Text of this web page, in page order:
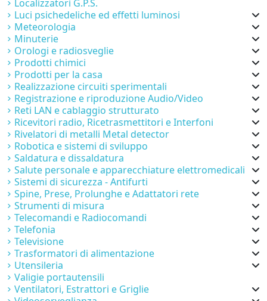
Localizzatori G.P.S.
Luci psichedeliche ed effetti luminosi
Meteorologia
Minuterie
Orologi e radiosveglie
Prodotti chimici
Prodotti per la casa
Realizzazione circuiti sperimentali
Registrazione e riproduzione Audio/Video
Reti LAN e cablaggio strutturato
Ricevitori radio, Ricetrasmettitori e Interfoni
Rivelatori di metalli Metal detector
Robotica e sistemi di sviluppo
Saldatura e dissaldatura
Salute personale e apparecchiature elettromedicali
Sistemi di sicurezza - Antifurti
Spine, Prese, Prolunghe e Adattatori rete
Strumenti di misura
Telecomandi e Radiocomandi
Telefonia
Televisione
Trasformatori di alimentazione
Utensileria
Valigie portautensili
Ventilatori, Estrattori e Griglie